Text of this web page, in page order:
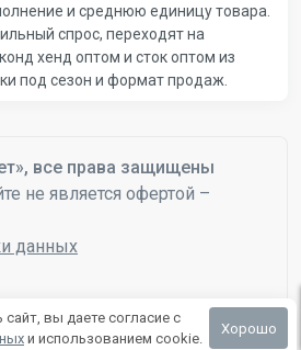
и среднюю единицу товара.
спрос, переходят на
хенд оптом и сток оптом из
под сезон и формат продаж.
все права защищены
не является офертой –
данных
вы даете согласие с
и использованием cookie.
Хорошо